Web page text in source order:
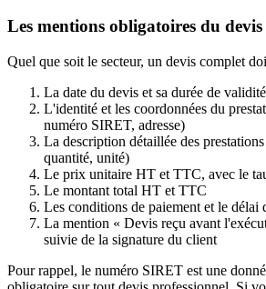
Les mentions obligatoires du devis
Quel que soit le secteur, un devis complet
La date du devis et sa durée de validité
L'identité et les coordonnées du
numéro SIRET, adresse)
La description détaillée des
quantité, unité)
Le prix unitaire HT et TTC, avec le
Le montant total HT et TTC
Les conditions de paiement et le délai
La mention « Devis reçu avant
suivie de la signature du client
Pour rappel, le numéro SIRET est une